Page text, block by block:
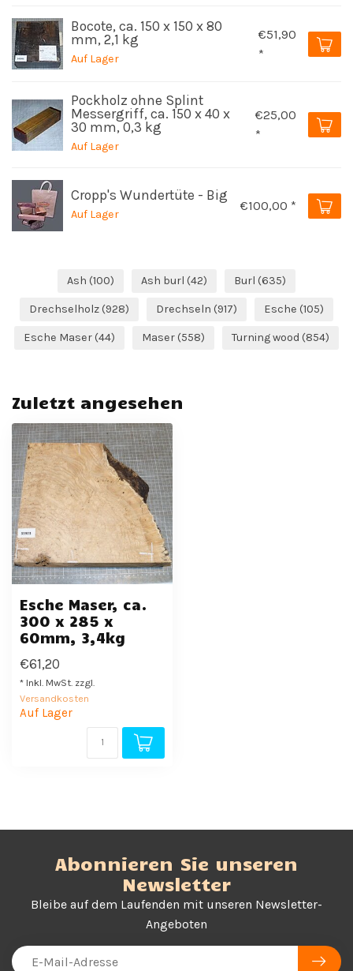
Bocote, ca. 150 x 150 x 80
mm, 2,1 kg
Auf Lager
€51,90
*
Pockholz ohne Splint
Messergriff, ca. 150 x 40 x
30 mm, 0,3 kg
Auf Lager
€25,00
*
Cropp's Wundertüte - Big
Auf Lager
€100,00 *
Ash (100) Ash burl (42) Burl (635)
Drechselholz (928) Drechseln (917) Esche (105)
Esche Maser (44) Maser (558) Turning wood (854)
Zuletzt angesehen
Esche Maser, ca.
300 x 285 x
60mm, 3,4kg
€61,20
* Inkl. MwSt. zzgl.
Versandkosten
Auf Lager
Abonnieren Sie unseren
Newsletter
Bleibe auf dem Laufenden mit unseren Newsletter-
Angeboten